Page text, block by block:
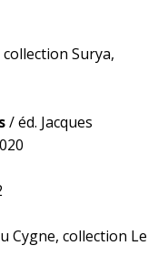
Surya,
/ éd. Jacques
Cygne, collection Le